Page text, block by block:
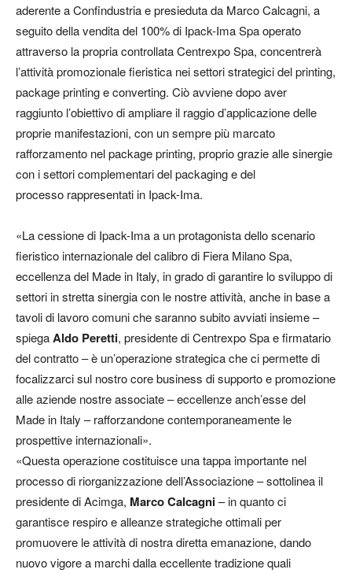
aderente a Confindustria e presieduta da Marco Calcagni, a
seguito della vendita del 100% di Ipack-Ima Spa operato
attraverso la propria controllata Centrexpo Spa, concentrerà
l’attività promozionale fieristica nei settori strategici del printing,
package printing e converting. Ciò avviene dopo aver
raggiunto l’obiettivo di ampliare il raggio d’applicazione delle
proprie manifestazioni, con un sempre più marcato
rafforzamento nel package printing, proprio grazie alle sinergie
con i settori complementari del packaging e del
processo rappresentati in Ipack-Ima.
«La cessione di Ipack-Ima a un protagonista dello scenario
fieristico internazionale del calibro di Fiera Milano Spa,
eccellenza del Made in Italy, in grado di garantire lo sviluppo di
settori in stretta sinergia con le nostre attività, anche in base a
tavoli di lavoro comuni che saranno subito avviati insieme –
spiegaAldo Peretti, presidente di Centrexpo Spa e firmatario
del contratto – è un’operazione strategica che ci permette di
focalizzarci sul nostro core business di supporto e promozione
alle aziende nostre associate – eccellenze anch’esse del
Made in Italy – rafforzandone contemporaneamente le
prospettive internazionali».
«Questa operazione costituisce una tappa importante nel
processo di riorganizzazione dell’Associazione – sottolinea il
presidente di Acimga, Marco Calcagni– in quanto ci
garantisce respiro e alleanze strategiche ottimali per
promuovere le attività di nostra diretta emanazione, dando
nuovo vigore a marchi dalla eccellente tradizione quali